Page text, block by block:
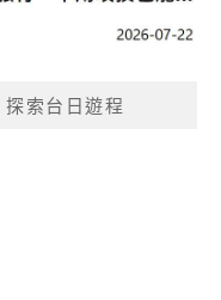
探索台日遊程